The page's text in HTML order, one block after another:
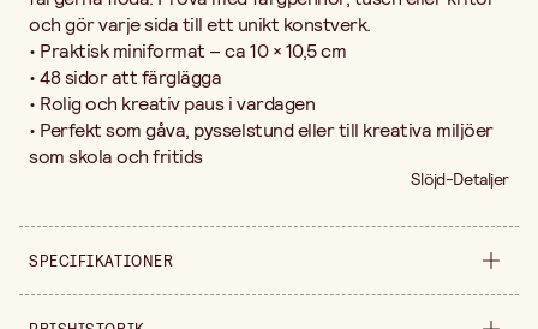
och gör varje sida till ett unikt konstverk.
• Praktisk miniformat – ca 10 × 10,5 cm
• 48 sidor att färglägga
• Rolig och kreativ paus i vardagen
• Perfekt som gåva, pysselstund eller till kreativa miljöer
som skola och fritids
Slöjd-Detaljer
SPECIFIKATIONER